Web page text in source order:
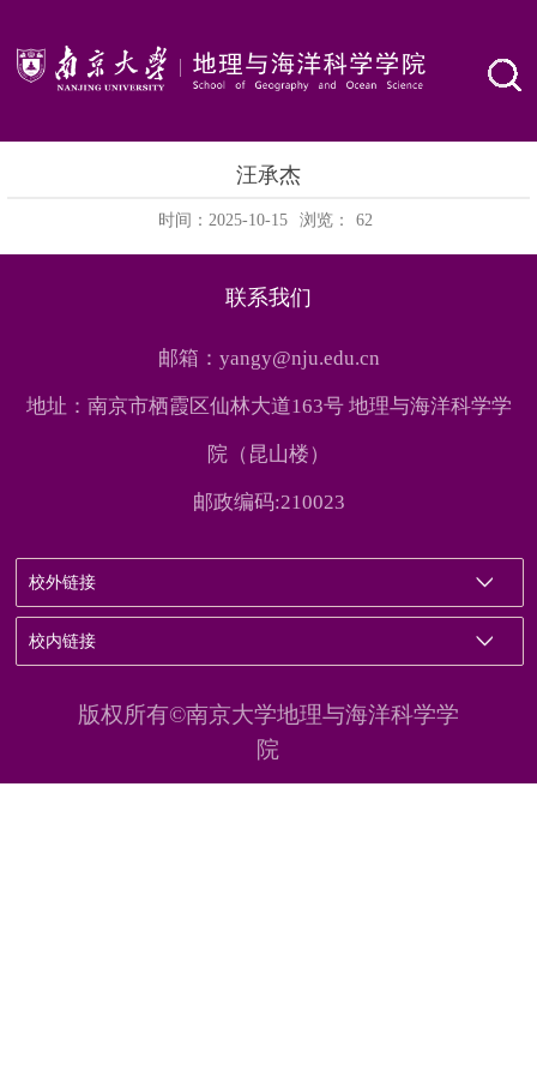
汪承杰
时间：2025-10-15 浏览： 62
联系我们
邮箱：yangy@nju.edu.cn
地址：南京市栖霞区仙林大道163号 地理与海洋科学学
院（昆山楼）
邮政编码:210023
校外链接
校内链接
版权所有©南京大学地理与海洋科学学
院